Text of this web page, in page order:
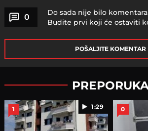
0
Do sada nije bilo
Budite prvi koji će ostaviti
POŠALJITE KOMENTAR
1:29
1 0